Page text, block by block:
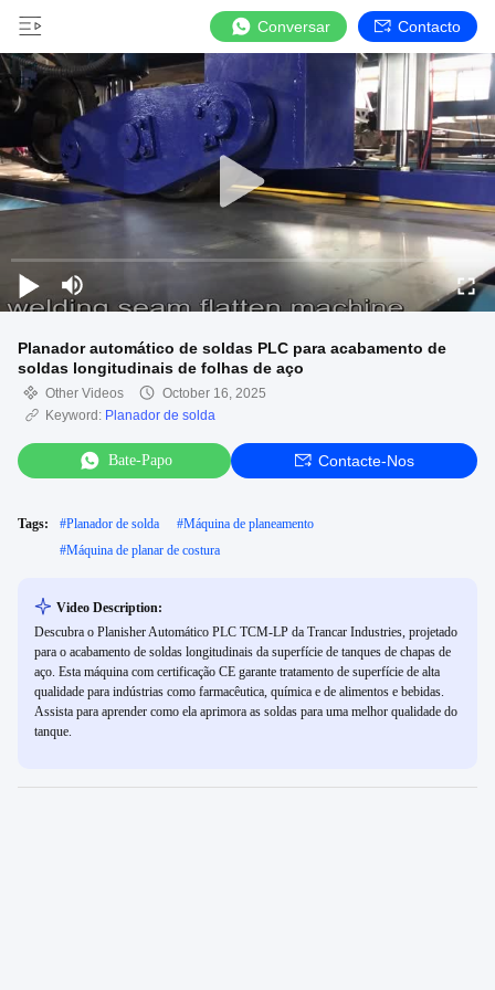
Conversar Contacto
Planador automático de soldas PLC para acabamento de
soldas longitudinais de folhas de aço
Other Videos
October 16, 2025
Keyword: Planador de solda
Bate-Papo Contacte-Nos
Tags: #Planador de solda #Máquina de planeamento
#Máquina de planar de costura
Video Description:
Descubra o Planisher Automático PLC TCM-LP da Trancar Industries, projetado
para o acabamento de soldas longitudinais da superfície de tanques de chapas de
aço. Esta máquina com certificação CE garante tratamento de superfície de alta
qualidade para indústrias como farmacêutica, química e de alimentos e bebidas.
Assista para aprender como ela aprimora as soldas para uma melhor qualidade do
tanque.